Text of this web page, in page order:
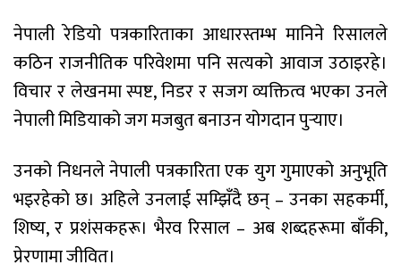
नेपाली रेडियो पत्रकारिताका आधारस्तम्भ मानिने रिसालले
कठिन राजनीतिक परिवेशमा पनि सत्यको आवाज उठाइरहे।
विचार र लेखनमा स्पष्ट, निडर र सजग व्यक्तित्व भएका उनले
नेपाली मिडियाको जग मजबुत बनाउन योगदान पुर्‍याए।
उनको निधनले नेपाली पत्रकारिता एक युग गुमाएको अनुभूति
भइरहेको छ। अहिले उनलाई सम्झिँदै छन् – उनका सहकर्मी,
शिष्य, र प्रशंसकहरू। भैरव रिसाल – अब शब्दहरूमा बाँकी,
प्रेरणामा जीवित।